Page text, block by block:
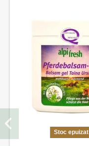
Stoc epuizat